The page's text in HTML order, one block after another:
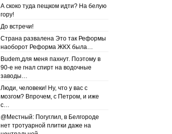
А скоко туда пещком идти? На белую
гору!
До встречи!
Страна развалена Это так Реформы
наоборот Реформа ЖКХ была…
Budem,для меня пахнут. Поэтому в
90-е не гнал спирт на водочные
заводы…
Люди, человеки! Ну, что у вас с
мозгом? Впрочем, с Петром, и иже
с…
@Местный: Погуглил, в Белгороде
нет тротуарной плитки даже на